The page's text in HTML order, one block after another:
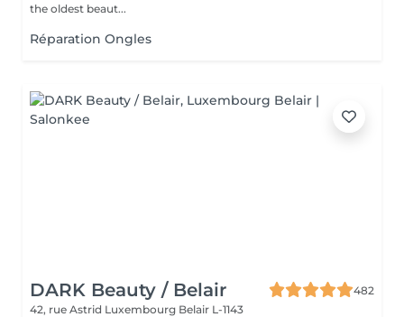
the oldest beaut...
Réparation Ongles
DARK Beauty / Belair
482
42, rue Astrid Luxembourg Belair L-1143